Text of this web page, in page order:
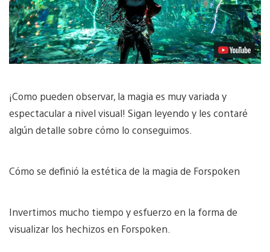
¡Como pueden observar, la magia es muy variada y
espectacular a nivel visual! Sigan leyendo y les contaré
algún detalle sobre cómo lo conseguimos.
Cómo se definió la estética de la magia de Forspoken
Invertimos mucho tiempo y esfuerzo en la forma de
visualizar los hechizos en Forspoken.